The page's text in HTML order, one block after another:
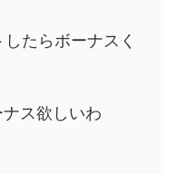
たらボーナスく
ス欲しいわ